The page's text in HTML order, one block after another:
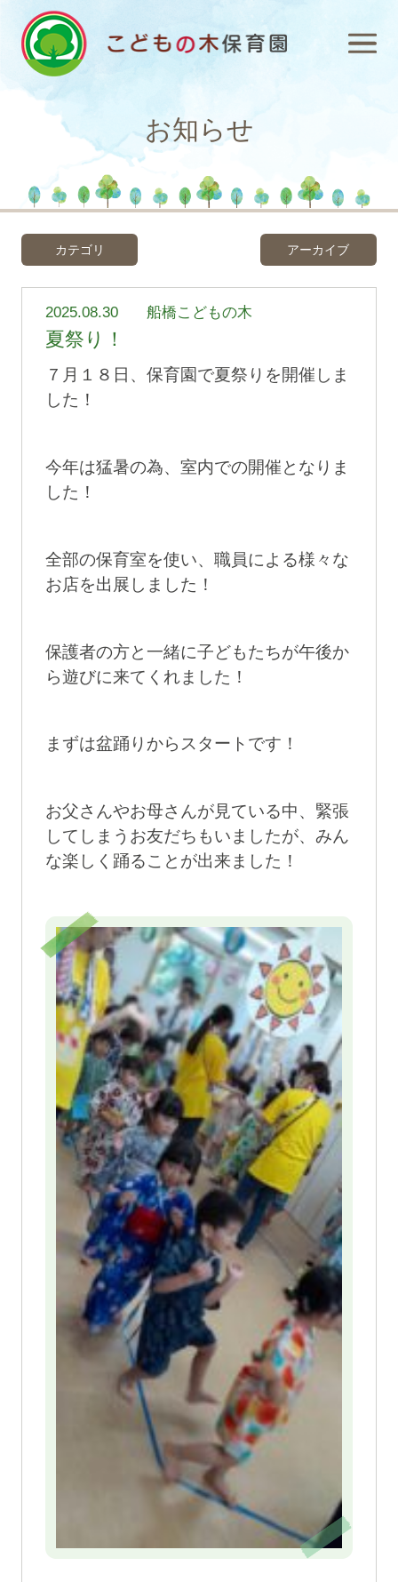
お知らせ
カテゴリ アーカイブ
2025.08.30 船橋こどもの木
夏祭り！
７月１８日、保育園で夏祭りを開催しま
した！
今年は猛暑の為、室内での開催となりま
した！
全部の保育室を使い、職員による様々な
お店を出展しました！
保護者の方と一緒に子どもたちが午後か
ら遊びに来てくれました！
まずは盆踊りからスタートです！
お父さんやお母さんが見ている中、緊張
してしまうお友だちもいましたが、みん
な楽しく踊ることが出来ました！